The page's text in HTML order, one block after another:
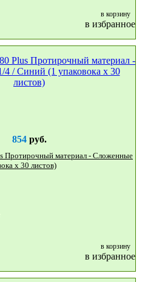
в корзину
в избранное
854руб.
в 1/4 / Синий (1 упаковока x 30 листов)
в корзину
в избранное